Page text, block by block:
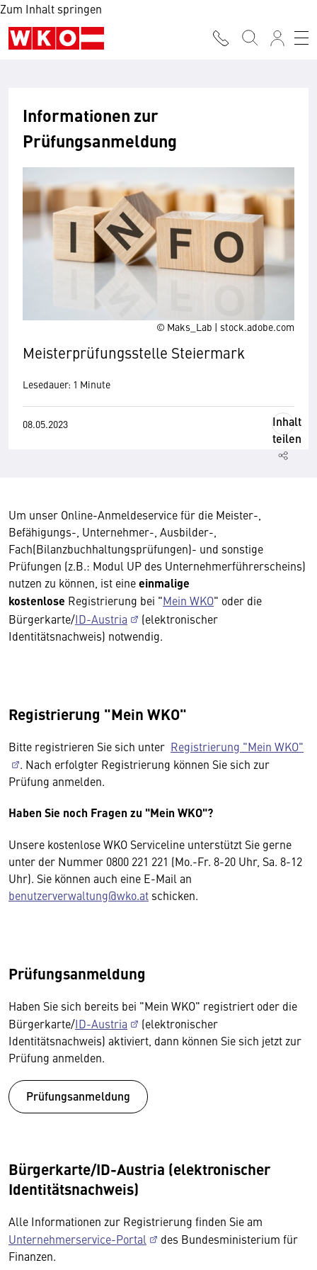
Zum Inhalt springen
© Maks_Lab | stock.adobe.com
Informationen zur
Prüfungsanmeldung
Meisterprüfungsstelle Steiermark
Lesedauer: 1 Minute
08.05.2023
Inhalt
teilen
Um unser Online-Anmeldeservice für die Meister-,
Befähigungs-, Unternehmer-, Ausbilder-,
Fach(Bilanzbuchhaltungsprüfungen)- und sonstige
Prüfungen (z.B.: Modul UP des Unternehmerführerscheins)
nutzen zu können, ist eineeinmalige
kostenlose Registrierung bei "Mein WKO" oder die
Bürgerkarte/ID-Austria
(elektronischer
Identitätsnachweis) notwendig.
Registrierung "Mein WKO"
Bitte registrieren Sie sich unter Registrierung "Mein WKO"
. Nach erfolgter Registrierung können Sie sich zur
Prüfung anmelden.
Haben Sie noch Fragen zu "Mein WKO"?
Unsere kostenlose WKO Serviceline unterstützt Sie gerne
unter der Nummer 0800 221 221 (Mo.-Fr. 8-20 Uhr, Sa. 8-12
Uhr). Sie können auch eine E-Mail an
benutzerverwaltung@wko.at schicken.
Prüfungsanmeldung
Haben Sie sich bereits bei "Mein WKO" registriert oder die
Bürgerkarte/ID-Austria
(elektronischer
Identitätsnachweis) aktiviert, dann können Sie sich jetzt zur
Prüfung anmelden.
Prüfungsanmeldung
Bürgerkarte/ID-Austria (elektronischer
Identitätsnachweis)
Alle Informationen zur Registrierung finden Sie am
Unternehmerservice-Portal
des Bundesministerium für
Finanzen.